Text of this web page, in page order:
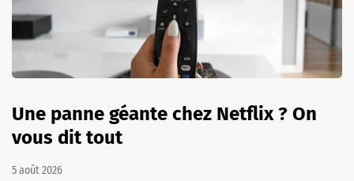
Une panne géante chez Netflix ? On
vous dit tout
5 août 2026